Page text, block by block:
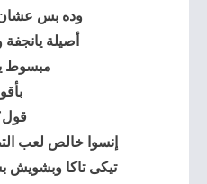
وده بس
أصيلة
مبسوط
إنسوا خالص لعب
تيكى تاكا وبشويش